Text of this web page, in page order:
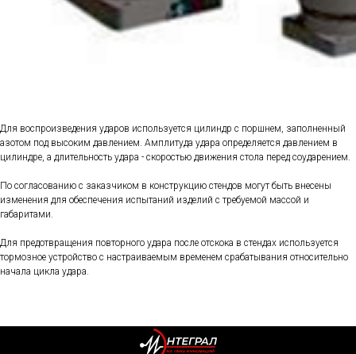
Для воспроизведения ударов используется цилиндр с поршнем, заполненный
азотом под высоким давлением. Амплитуда удара определяется давлением в
цилиндре, а длительность удара - скоростью движения стола перед соударением.
По согласованию с заказчиком в конструкцию стендов могут быть внесены
изменения для обеспечения испытаний изделий с требуемой массой и
габаритами.
Для предотвращения повторного удара после отскока в стендах используется
тормозное устройство с настраиваемым временем срабатывания относительно
начала цикла удара.